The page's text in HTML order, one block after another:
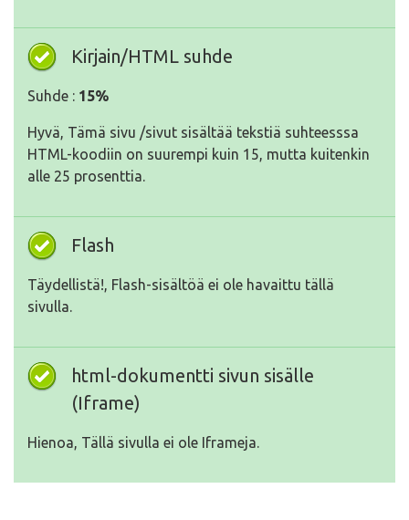
Kirjain/HTML suhde
Suhde : 15%
Hyvä, Tämä sivu /sivut sisältää tekstiä suhteesssa
HTML-koodiin on suurempi kuin 15, mutta kuitenkin
alle 25 prosenttia.
Flash
Täydellistä!, Flash-sisältöä ei ole havaittu tällä
sivulla.
html-dokumentti sivun sisälle
(Iframe)
Hienoa, Tällä sivulla ei ole Iframeja.